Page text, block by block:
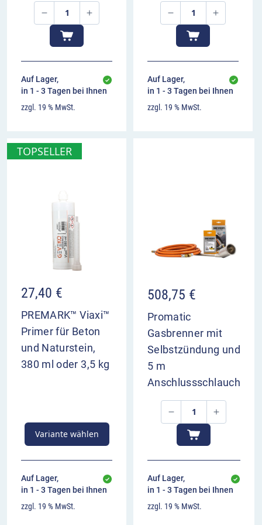
00:00 00:00
Auf Lager,
in 1 - 3 Tagen bei Ihnen
zzgl. 19 % MwSt.
Auf Lager,
in 1 - 3 Tagen bei Ihnen
zzgl. 19 % MwSt.
TOPSELLER
27,40 €
PREMARK™ Viaxi™
Primer für Beton
und Naturstein,
380 ml oder 3,5 kg
Variante wählen
Auf Lager,
in 1 - 3 Tagen bei Ihnen
zzgl. 19 % MwSt.
508,75 €
Promatic
Gasbrenner mit
Selbstzündung und
5 m
Anschlussschlauch
Auf Lager,
in 1 - 3 Tagen bei Ihnen
zzgl. 19 % MwSt.